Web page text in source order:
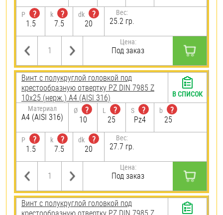
P
?
1.5
k
?
7.5
dk
?
20
Вес:
25.2 гр.
Цена:
Под заказ
Винт с полукруглой головкой под
крестообразную отвертку PZ DIN 7985 Z
10х25 (нерж.) A4 (AISI 316)
Материал
A4 (AISI 316)
Ø
?
10
L
?
25
S
?
Pz4
b
?
25
P
?
1.5
k
?
7.5
dk
?
20
Вес:
27.7 гр.
Цена:
Под заказ
В СПИСОК
Винт с полукруглой головкой под